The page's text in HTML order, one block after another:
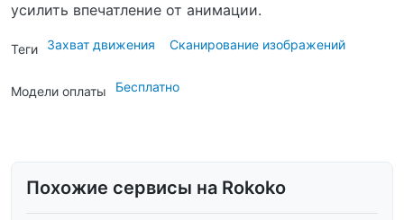
усилить впечатление от анимации.
Теги Захват движения Сканирование изображений
Модели оплаты Бесплатно
Похожие сервисы на Rokoko